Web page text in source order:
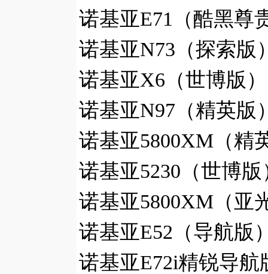
诺基亚E71（酷黑尊
诺基亚N73（探索
诺基亚X6（世博版
诺基亚N97（精英版
诺基亚5800XM（精
诺基亚5230（世博
诺基亚5800XM（亚
诺基亚E52（导航
诺基亚E72i精锐导航